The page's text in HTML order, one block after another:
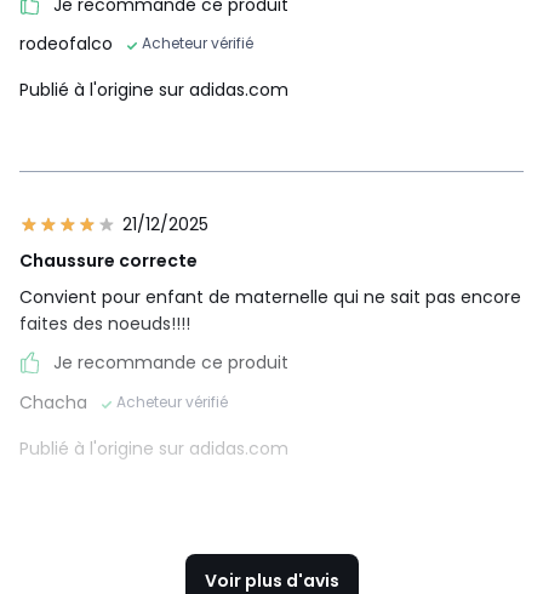
Je recommande ce produit
rodeofalco
Acheteur vérifié
Publié à l'origine sur adidas.com
21/12/2025
Chaussure correcte
Convient pour enfant de maternelle qui ne sait pas encore
faites des noeuds!!!!
Je recommande ce produit
Chacha
Acheteur vérifié
Publié à l'origine sur adidas.com
Voir plus d'avis